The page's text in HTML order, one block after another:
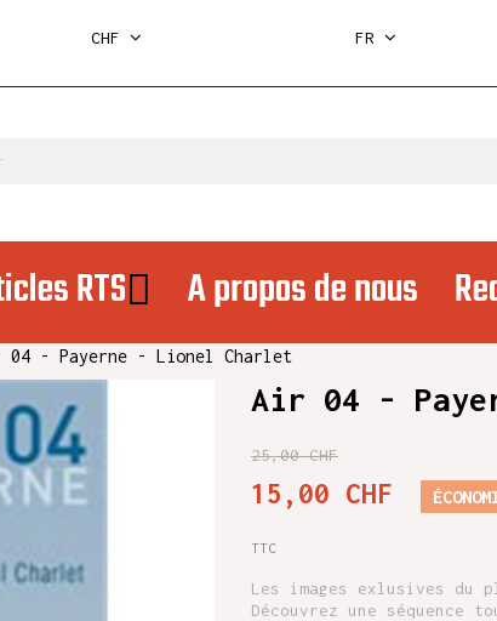
CHF FR
RTS A propos de nous
04 - Payerne - Lionel Charlet
Air 04 -
25,00 CHF
15,00 CHF
TTC
Les images exlusives du
Découvrez une séquence